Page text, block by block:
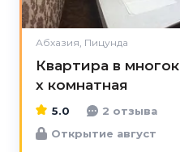
Абхазия, Пицунда
Квартира в
х комнатная
5.0
2 отзыва
Открытие август